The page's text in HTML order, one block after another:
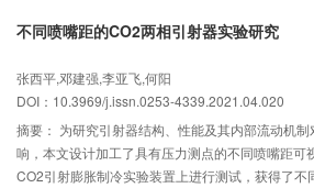
10%R1234yf时，当量比为1时的燃烧平衡温度可
组分；添加少量R32后点火时间提前，放热反应的
不同喷嘴距的CO2两相引射器实验研究
张西平,邓建强,李亚飞,何阳
DOI：10.3969/j.issn.0253-4339.2021.04.020
摘要： 为研究引射器结构、性能及其内部流动机
响，本文设计加工了具有压力测点的不同喷嘴距可
CO2引射膨胀制冷实验装置上进行测试，获得了